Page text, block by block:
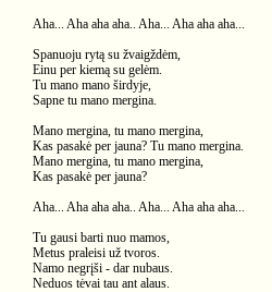
Aha... Aha aha aha.. Aha... Aha aha aha...
Spanuoju rytą su žvaigždėm,
Einu per kiemą su gelėm.
Tu mano mano širdyje,
Sapne tu mano mergina.
Mano mergina, tu mano mergina,
Kas pasakė per jauna? Tu mano mergina.
Mano mergina, tu mano mergina,
Kas pasakė per jauna?
Aha... Aha aha aha.. Aha... Aha aha aha...
Tu gausi barti nuo mamos,
Metus praleisi už tvoros.
Namo negrįši - dar nubaus.
Neduos tėvai tau ant alaus.